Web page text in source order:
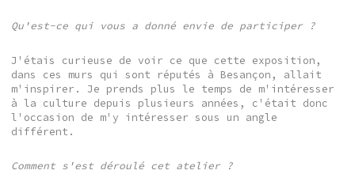
Qu'est-ce qui vous a donné envie de participer ?
J'étais curieuse de voir ce que cette exposition,
dans ces murs qui sont réputés à Besançon, allait
m'inspirer. Je prends plus le temps de m'intéresser
à la culture depuis plusieurs années, c'était donc
l'occasion de m'y intéresser sous un angle
différent.
Comment s'est déroulé cet atelier ?